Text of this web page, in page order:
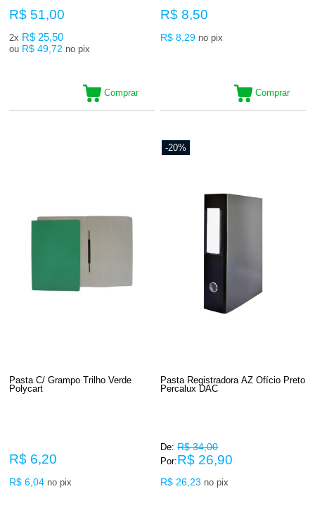
R$ 51,00
2x R$ 25,50
ou R$ 49,72 no pix
Comprar
R$ 8,50
R$ 8,29 no pix
Comprar
Pasta C/ Grampo Trilho Verde
Polycart
R$ 6,20
R$ 6,04 no pix
-20%
Pasta Registradora AZ Ofício Preto
Percalux DAC
De: R$ 34,00
Por:R$ 26,90
R$ 26,23 no pix